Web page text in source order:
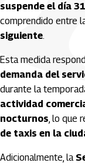
suspende el día
comprendido entre
siguiente.
Esta medida
demanda del
durante la
actividad
nocturnos, lo que
de taxis en la
Adicionalmente, la